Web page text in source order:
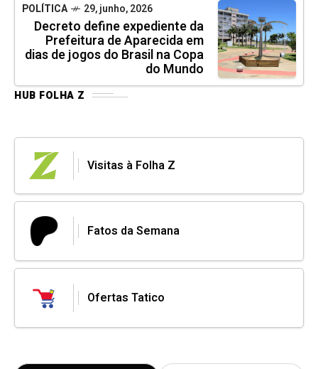
POLÍTICA 29, junho, 2026
Decreto define expediente da
Prefeitura de Aparecida em
dias de jogos do Brasil na Copa
do Mundo
HUB FOLHA Z
Visitas à Folha Z
Fatos da Semana
Ofertas Tatico